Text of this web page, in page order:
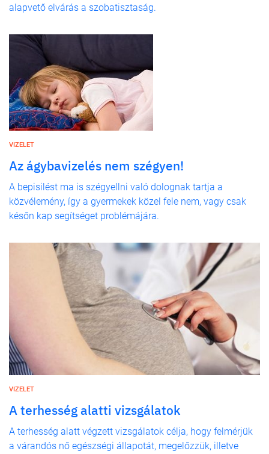
alapvető elvárás a szobatisztaság.
VIZELET
Az ágybavizelés nem szégyen!
A bepisilést ma is szégyellni való dolognak tartja a
közvélemény, így a gyermekek közel fele nem, vagy csak
későn kap segítséget problémájára.
VIZELET
A terhesség alatti vizsgálatok
A terhesség alatt végzett vizsgálatok célja, hogy felmérjük
a várandós nő egészségi állapotát, megelőzzük, illetve